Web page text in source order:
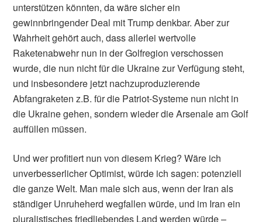
unterstützen könnten, da wäre sicher ein
gewinnbringender Deal mit Trump denkbar. Aber zur
Wahrheit gehört auch, dass allerlei wertvolle
Raketenabwehr nun in der Golfregion verschossen
wurde, die nun nicht für die Ukraine zur Verfügung steht,
und insbesondere jetzt nachzuproduzierende
Abfangraketen z.B. für die Patriot-Systeme nun nicht in
die Ukraine gehen, sondern wieder die Arsenale am Golf
auffüllen müssen.
Und wer profitiert nun von diesem Krieg? Wäre ich
unverbesserlicher Optimist, würde ich sagen: potenziell
die ganze Welt. Man male sich aus, wenn der Iran als
ständiger Unruheherd wegfallen würde, und im Iran ein
pluralistisches friedliebendes Land werden würde –